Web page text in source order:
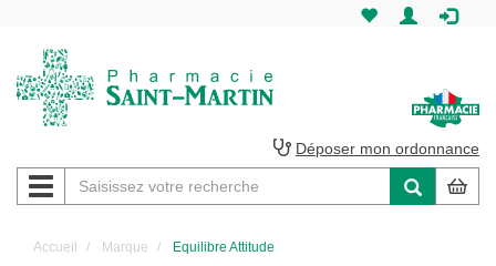
Martin
Pharmacie
Saint-
Déposer mon ordonnance
Navigation
Accueil Marque Equilibre Attitude